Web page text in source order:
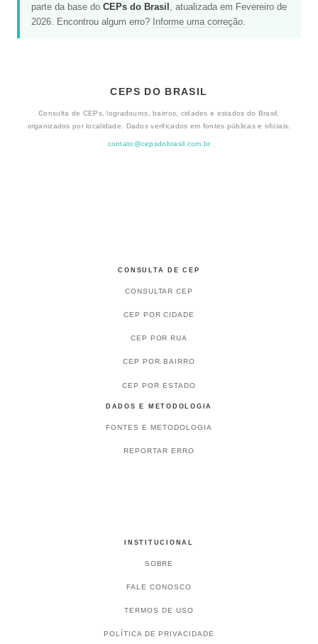
parte da base do CEPs do Brasil , atualizada em Fevereiro de
2026. Encontrou algum erro? Informe uma correção.
CEPS DO BRASIL
Consulta de CEPs, logradouros, bairros, cidades e estados do Brasil,
organizados por localidade. Dados verificados em fontes públicas e oficiais.
contato@cepsdobrasil.com.br
CONSULTA DE CEP
CONSULTAR CEP
CEP POR CIDADE
CEP POR RUA
CEP POR BAIRRO
CEP POR ESTADO
DADOS E METODOLOGIA
FONTES E METODOLOGIA
REPORTAR ERRO
INSTITUCIONAL
SOBRE
FALE CONOSCO
TERMOS DE USO
POLÍTICA DE PRIVACIDADE